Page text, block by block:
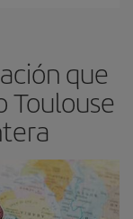
los vuelos con
podráselegir
que
Toulouse